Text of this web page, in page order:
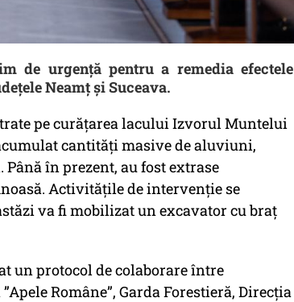
de urgență pentru a remedia efectele
Neamț și Suceava.
pe curățarea lacului Izvorul Muntelui
cantități masive de aluviuni,
în prezent, au fost extrase
Activitățile de intervenție se
va fi mobilizat un excavator cu braț
un protocol de colaborare între
Române”, Garda Forestieră, Direcția